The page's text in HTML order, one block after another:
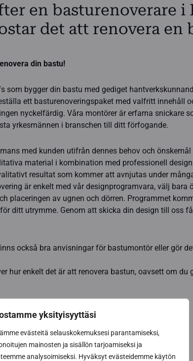
yksityisyyttäsi
evästeitä selauskokemuksesi parantamiseksi,
mainosten ja sisällön tarjoamiseksi ja
analysoimiseksi. Hyväksyt evästeidemme käytön
en basturenoverare i
det att renovera en
din bastu!
som bygger din bastu med gediget
ett basturenoveringspaket med valfritt innehåll
nyckelfärdig. Våra montörer är erfarna snickare
yrkesmännen i branschen till ditt förfogande.
med kunden utifrån dennes behov och
material i kombination med professionell
resultat som kommer att avnjutas under
är enkelt med vår designprogramvara, välj bara
placeringen av ugnen och dörren. Programmet
ditt utrymme. Genom att skicka din design till oss
också bra anvisningar för bastumontör eller gör
hur enkelt det är att renovera bastun, oavsett om du
bastu